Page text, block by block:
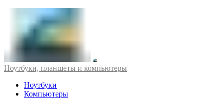
Ноутбуки, планшеты и компьютеры
Ноутбуки
Компьютеры